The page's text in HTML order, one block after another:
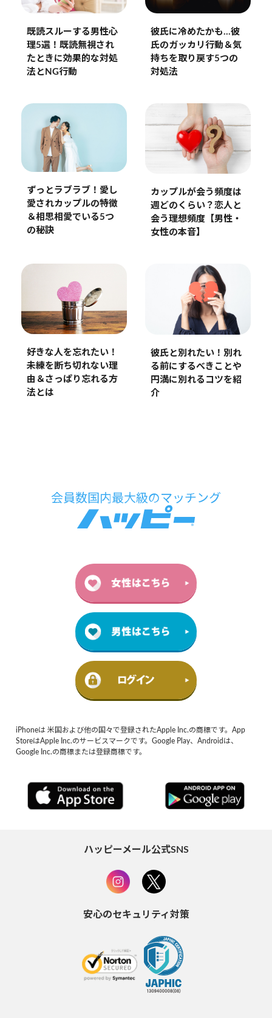
既読スルーする男性心
理5選！既読無視され
たときに効果的な対処
法とNG行動
彼氏に冷めたかも…彼
氏のガッカリ行動＆気
持ちを取り戻す5つの
対処法
ずっとラブラブ！愛し
愛されカップルの特徴
＆相思相愛でいる5つ
の秘訣
カップルが会う頻度は
週どのくらい？恋人と
会う理想頻度【男性・
女性の本音】
好きな人を忘れたい！
未練を断ち切れない理
由＆さっぱり忘れる方
法とは
彼氏と別れたい！別れ
る前にするべきことや
円満に別れるコツを紹
介
iPhoneは 米国および他の国々で登録されたApple Inc.の商標です。App
StoreはApple Inc.のサービスマークです。Google Play、Androidは、
Google Inc.の商標または登録商標です。
ハッピーメール公式SNS
安心のセキュリティ対策